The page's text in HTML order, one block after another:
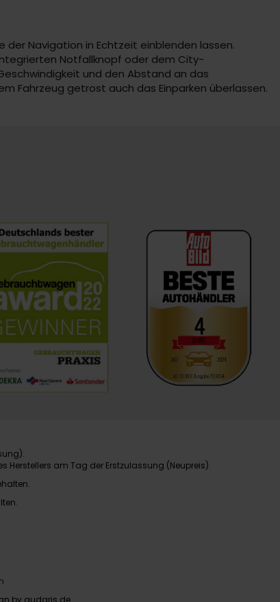
Navigation in Echtzeit einblenden lassen.
Notfallknopf oder dem City-
und den Abstand an das
Fahrzeug getrost auch das Einparken überlassen.
Herstellers am Tag der Erstzulassung (Neupreis).